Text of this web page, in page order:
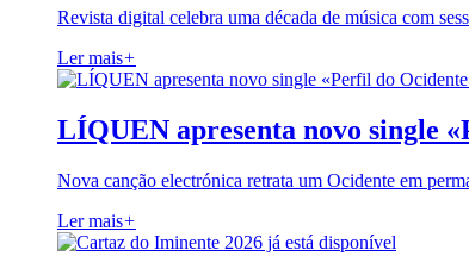
Revista digital celebra uma década de música com
Ler mais+
LÍQUEN apresenta novo single
Nova canção electrónica retrata um Ocidente em
Ler mais+